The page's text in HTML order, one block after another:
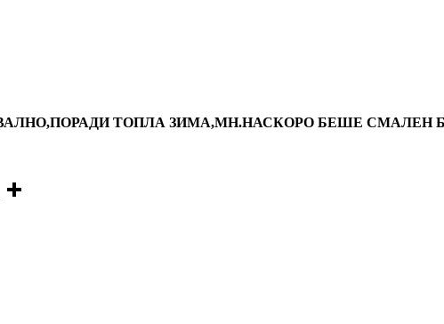
ТОПЛА ЗИМА,МН.НАСКОРО БЕШЕ СМАЛЕН